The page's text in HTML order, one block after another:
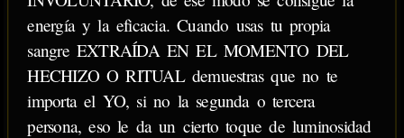
energía y la eficacia. Cuando usas tu propia
sangre EXTRAÍDA EN EL MOMENTO DEL
HECHIZO O RITUAL demuestras que no te
importa el YO, si no la segunda o tercera
persona, eso le da un cierto toque de luminosidad